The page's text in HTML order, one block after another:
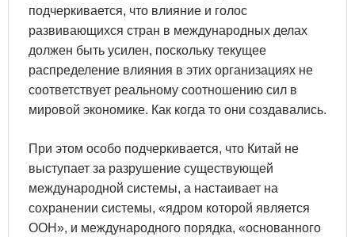
подчеркивается, что влияние и голос
развивающихся стран в международных делах
должен быть усилен, поскольку текущее
распределение влияния в этих организациях не
соответствует реальному соотношению сил в
мировой экономике. Как когда то они создавались.
При этом особо подчеркивается, что Китай не
выступает за разрушение существующей
международной системы, а настаивает на
сохранении системы, «ядром которой является
ООН», и международного порядка, «основанного